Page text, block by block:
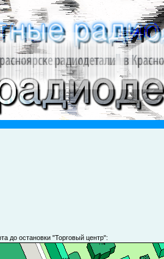
до остановки "Торговый центр":